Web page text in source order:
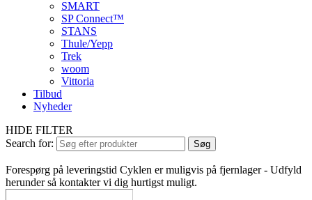
SMART
SP Connect™
STANS
Thule/Yepp
Trek
woom
Vittoria
Tilbud
Nyheder
HIDE FILTER
Search for:
Søg
Forespørg på leveringstid Cyklen er muligvis på fjernlager - Udfyld
herunder så kontakter vi dig hurtigst muligt.